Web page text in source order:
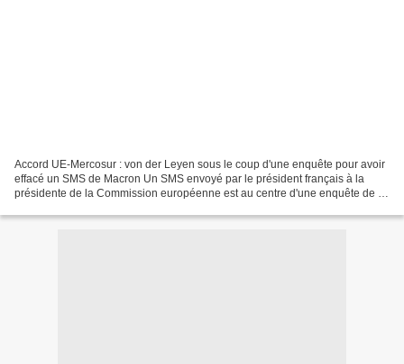
Accord UE-Mercosur : von der Leyen sous le coup d'une enquête pour avoir
effacé un SMS de Macron Un SMS envoyé par le président français à la
présidente de la Commission européenne est au centre d'une enquête de la